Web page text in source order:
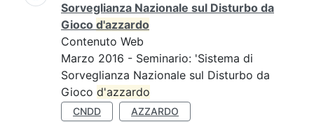
Sorveglianza Nazionale sul Disturbo da
Gioco d'azzardo
Contenuto Web
Marzo 2016 - Seminario: 'Sistema di
Sorveglianza Nazionale sul Disturbo da
Gioco d'azzardo
CNDD
AZZARDO